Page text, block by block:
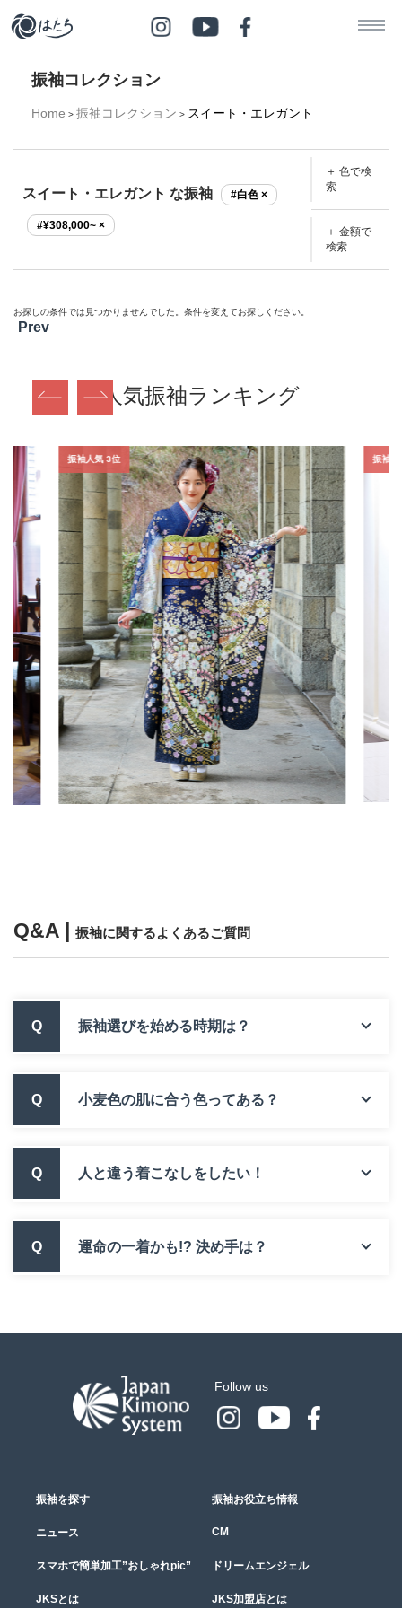
振袖コレクション
Home > 振袖コレクション > スイート・エレガント
スイート・エレガント な振袖 #白色 ×
#¥308,000~ ×
＋ 色で検
索
＋ 金額で
検索
お探しの条件では見つかりませんでした。条件を変えてお探しください。
Prev
人気振袖ランキング
振袖人気 3位 振袖人
Q&A | 振袖に関するよくあるご質問
Q 振袖選びを始める時期は？
Q 小麦色の肌に合う色ってある？
Q 人と違う着こなしをしたい！
Q 運命の一着かも!? 決め手は？
Follow us
振袖を探す 振袖お役立ち情報
ニュース CM
スマホで簡単加工”おしゃれpic” ドリームエンジェル
JKSとは JKS加盟店とは